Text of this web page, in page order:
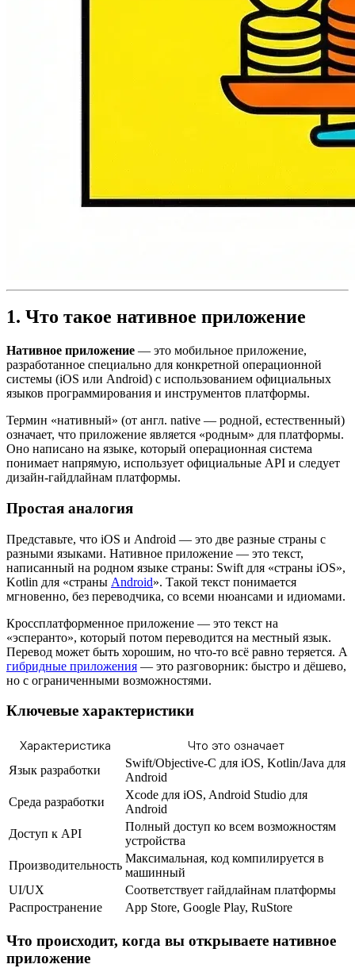
1. Что такое нативное приложение
Нативное приложение — это мобильное приложение,
разработанное специально для конкретной операционной
системы (iOS или Android) с использованием официальных
языков программирования и инструментов платформы.
Термин «нативный» (от англ. native — родной, естественный)
означает, что приложение является «родным» для платформы.
Оно написано на языке, который операционная система
понимает напрямую, использует официальные API и следует
дизайн-гайдлайнам платформы.
Простая аналогия
Представьте, что iOS и Android — это две разные страны с
разными языками. Нативное приложение — это текст,
написанный на родном языке страны: Swift для «страны iOS»,
Kotlin для «страны Android». Такой текст понимается
мгновенно, без переводчика, со всеми нюансами и идиомами.
Кроссплатформенное приложение — это текст на
«эсперанто», который потом переводится на местный язык.
Перевод может быть хорошим, но что-то всё равно теряется. А
гибридные приложения — это разговорник: быстро и дёшево,
но с ограниченными возможностями.
Ключевые характеристики
Характеристика Что это означает
Язык разработки
Swift/Objective-C для iOS, Kotlin/Java для
Android
Среда разработки
Xcode для iOS, Android Studio для
Android
Доступ к API
Полный доступ ко всем возможностям
устройства
Производительность
Максимальная, код компилируется в
машинный
UI/UX
Соответствует гайдлайнам платформы
Распространение
App Store, Google Play, RuStore
Что происходит, когда вы открываете нативное
приложение